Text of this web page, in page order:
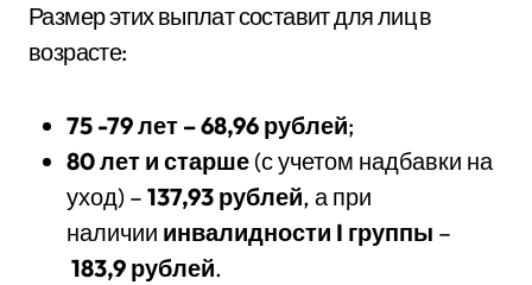
Размер этих выплат составит для лиц в
возрасте:
75 -79 лет – 68,96 рублей;
80 лет и старше (с учетом надбавки на
уход) – 137,93 рублей, а при
наличии инвалидности I группы –
183,9 рублей.